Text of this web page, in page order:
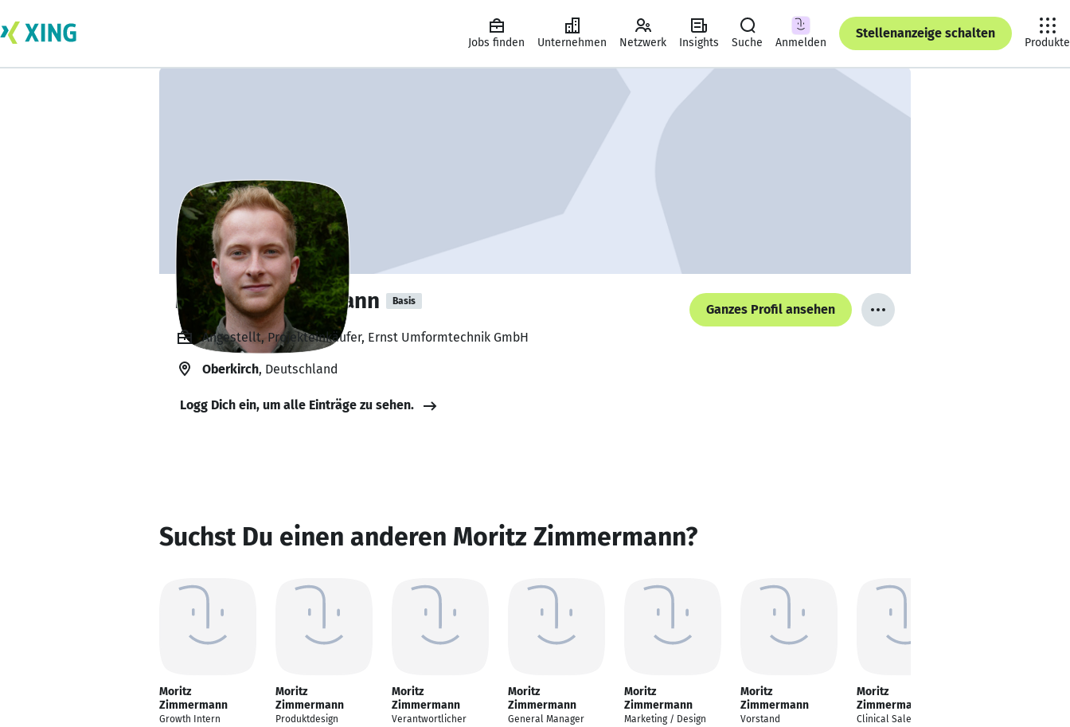
Jobs finden Unternehmen Netzwerk Insights Suche Anmelden
Stellenanzeige schalten
Produkte
Moritz Zimmermann Basis
Ganzes Profil ansehen
Angestellt, Projekteinkäufer, Ernst Umformtechnik GmbH
Oberkirch, Deutschland
Logg Dich ein, um alle Einträge zu sehen.
Suchst Du einen anderen Moritz Zimmermann?
Moritz
Zimmermann
Growth Intern
Moritz
Zimmermann
Produktdesign
Moritz
Zimmermann
Verantwortlicher
Moritz
Zimmermann
General Manager
Moritz
Zimmermann
Marketing / Design
Moritz
Zimmermann
Vorstand
Moritz
Zimmermann
Clinical Sales